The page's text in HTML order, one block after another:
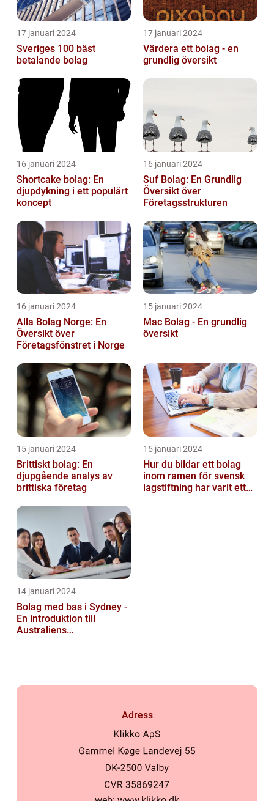
17 januari 2024
Sveriges 100 bäst
betalande bolag
17 januari 2024
Värdera ett bolag - en
grundlig översikt
16 januari 2024
Shortcake bolag: En
djupdykning i ett populärt
koncept
16 januari 2024
Suf Bolag: En Grundlig
Översikt över
Företagsstrukturen
16 januari 2024
Alla Bolag Norge: En
Översikt över
Företagsfönstret i Norge
15 januari 2024
Mac Bolag - En grundlig
översikt
15 januari 2024
Brittiskt bolag: En
djupgående analys av
brittiska företag
15 januari 2024
Hur du bildar ett bolag
inom ramen för svensk
lagstiftning har varit ett
14 januari 2024
Bolag med bas i Sydney -
En introduktion till
Australiens
Adress